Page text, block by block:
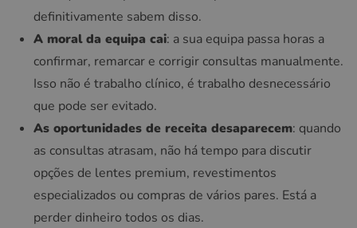
definitivamente sabem disso.
A moral da equipa cai: a sua equipa passa horas a
confirmar, remarcar e corrigir consultas manualmente.
Isso não é trabalho clínico, é trabalho desnecessário
que pode ser evitado.
As oportunidades de receita desaparecem: quando
as consultas atrasam, não há tempo para discutir
opções de lentes premium, revestimentos
especializados ou compras de vários pares. Está a
perder dinheiro todos os dias.